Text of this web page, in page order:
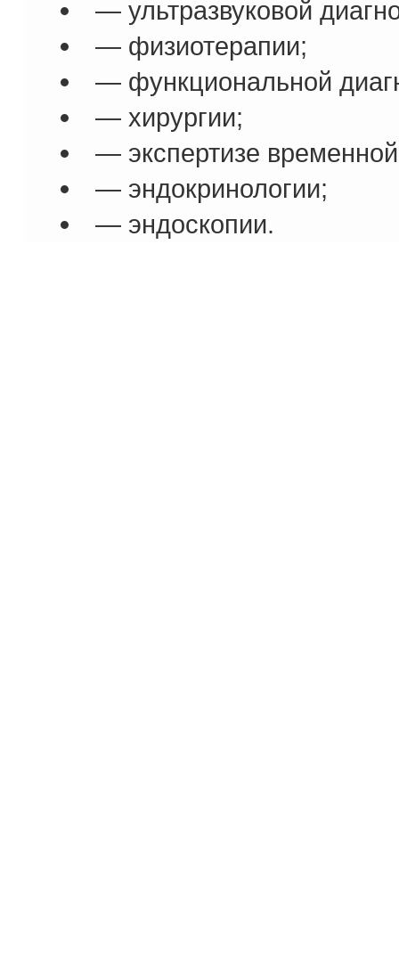
— ультразвуковой
— физиотерапии;
— функциональной
— хирургии;
— экспертизе
— эндокринологии;
— эндоскопии.